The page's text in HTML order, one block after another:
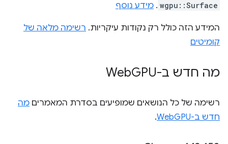
wgpu::Surface
. מידע נוסף
המידע הזה כולל רק נקודות עיקריות. רשימה מלאה של
קומיטים
מה חדש ב-WebGPU
רשימה של כל הנושאים שמופיעים בסדרת המאמרים מה
חדש ב-WebGPU
.